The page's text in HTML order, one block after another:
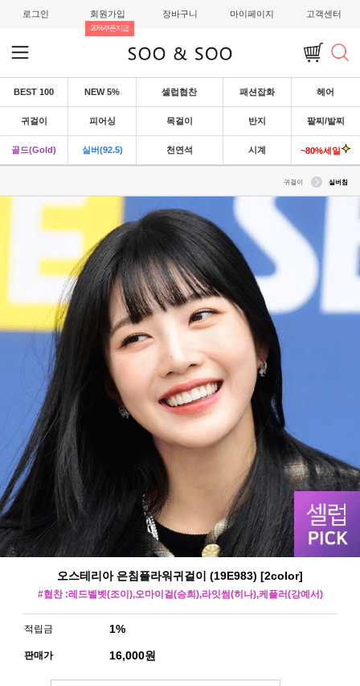
로그인 회원가입
20%쿠폰지급
장바구니 마이페이지 고객센터
BEST 100 NEW 5% 셀럽협찬 패션잡화 헤어
귀걸이 피어싱 목걸이 반지 팔찌/발찌
골드(Gold) 실버(92.5) 천연석 시계 ~80%세일
귀걸이 실버침
오스테리아 은침플라워귀걸이 (19E983) [2color]
#협찬 :레드벨벳(조이),오마이걸(승희),라잇썸(히나),케플러(강예서)
적립금 1%
판매가 16,000원